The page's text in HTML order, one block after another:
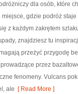
dla osób, które
miejsce, gdzie podróż
z każdym zakrętem
znajdziesz tu
przeżyć przygodę
przez
fenomeny. Vulcans
ale [ Read More ]